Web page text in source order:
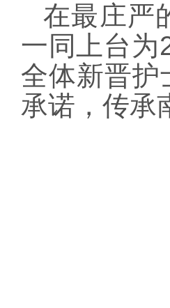
在最庄严
一同上台为
全体新晋护
承诺，传承